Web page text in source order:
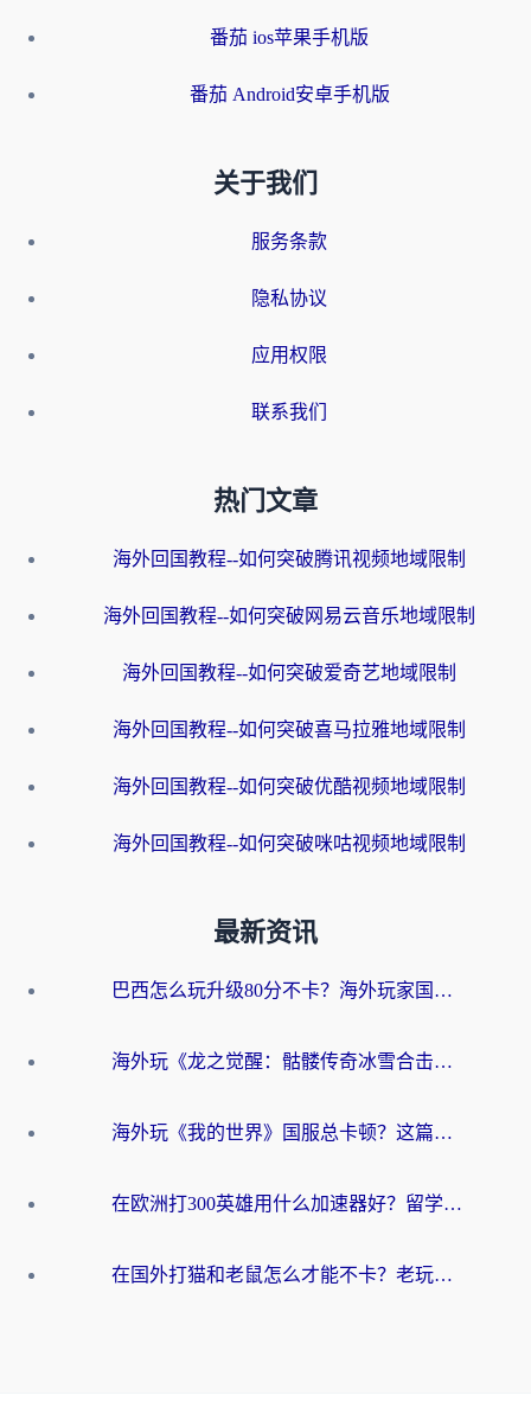
番茄 ios苹果手机版
番茄 Android安卓手机版
关于我们
服务条款
隐私协议
应用权限
联系我们
热门文章
海外回国教程--如何突破腾讯视频地域限制
海外回国教程--如何突破网易云音乐地域限制
海外回国教程--如何突破爱奇艺地域限制
海外回国教程--如何突破喜马拉雅地域限制
海外回国教程--如何突破优酷视频地域限制
海外回国教程--如何突破咪咕视频地域限制
最新资讯
巴西怎么玩升级80分不卡？海外玩家国服游戏加速器终极指南（附避坑技巧）
海外玩《龙之觉醒：骷髅传奇冰雪合击》延迟高？这篇指南帮你解决卡顿烦恼！
海外玩《我的世界》国服总卡顿？这篇我的世界游戏加速器指南帮你解决所有问题
在欧洲打300英雄用什么加速器好？留学生亲测有效的解决方案来了
在国外打猫和老鼠怎么才能不卡？老玩家亲测的终极加速指南